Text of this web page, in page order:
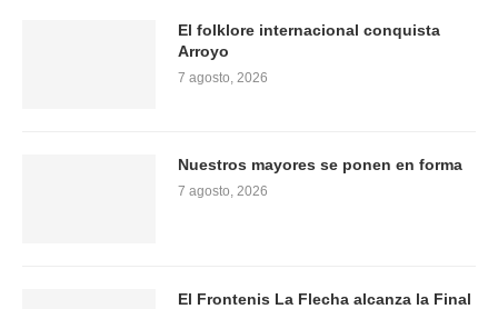
El folklore internacional conquista
Arroyo
7 agosto, 2026
Nuestros mayores se ponen en forma
7 agosto, 2026
El Frontenis La Flecha alcanza la Final